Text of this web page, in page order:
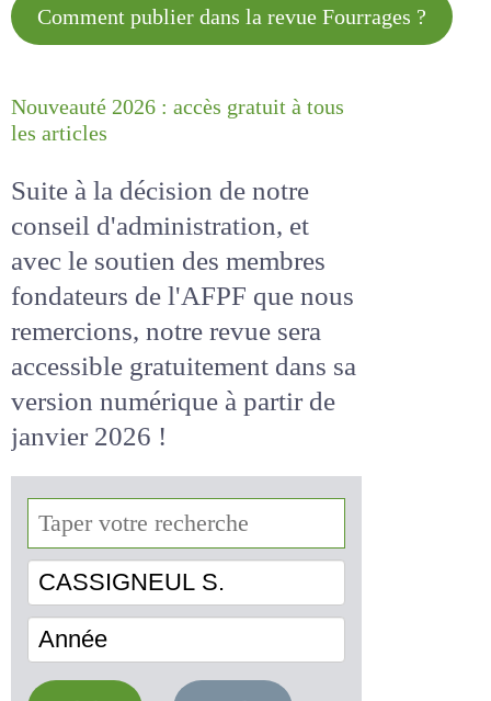
Comment publier dans la revue
Nouveauté 2026 : accès gratuit à
Suite à la décision de notre
conseil d'administration, et
avec le soutien des membres
fondateurs de l'AFPF que nous
remercions, notre revue sera
accessiblegratuitementdans
sa version numérique
de janvier 2026 !
CASSIGNEUL S.